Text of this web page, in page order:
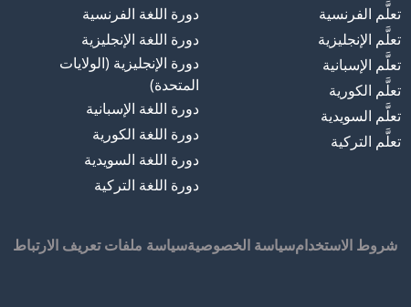
تعلَّم الفرنسية
تعلَّم الإنجليزية
تعلَّم الإسبانية
تعلَّم الكورية
تعلَّم السويدية
تعلَّم التركية
دورة اللغة الفرنسية
دورة اللغة الإنجليزية
دورة الإنجليزية (الولايات
المتحدة)
دورة اللغة الإسبانية
دورة اللغة الكورية
دورة اللغة السويدية
دورة اللغة التركية
شروط الاستخدامسياسة الخصوصيةسياسة ملفات تعريف الارتباط